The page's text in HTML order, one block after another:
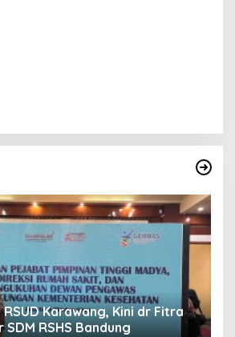
RSUD Karawang, Kini dr Fitra
RSHS Bandung